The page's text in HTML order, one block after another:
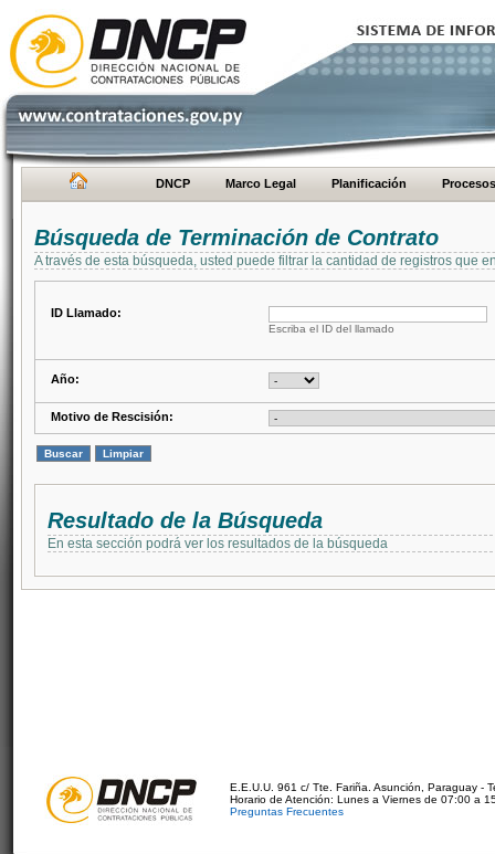
DNCP Marco Legal Planificación Procesos
Búsqueda de Terminación de Contrato
A través de esta búsqueda, usted puede filtrar la cantidad de registros que
ID Llamado:
Escriba el ID del llamado
Año:
Motivo de Rescisión:
Resultado de la Búsqueda
En esta sección podrá ver los resultados de la búsqueda
E.E.U.U. 961 c/ Tte. Fariña. Asunción, Paraguay -
Horario de Atención: Lunes a Viernes de 07:00 a
Preguntas Frecuentes